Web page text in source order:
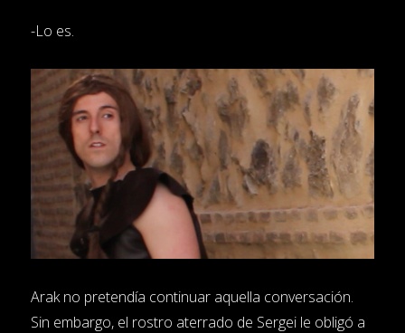
-Lo es.
Arak no pretendía continuar aquella conversación.
Sin embargo, el rostro aterrado de Sergei le obligó a